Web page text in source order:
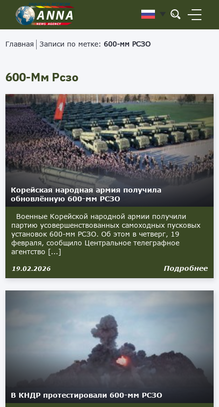
Главная Записи по метке: 600-мм РСЗО
600-Мм Рсзо
Корейская народная армия получила
обновлённую 600-мм РСЗО
Военные Корейской народной армии получили
партию усовершенствованных самоходных пусковых
установок 600-мм РСЗО. Об этом в четверг, 19
февраля, сообщило Центральное телеграфное
агентство [...]
19.02.2026 Подробнее
В КНДР протестировали 600-мм РСЗО